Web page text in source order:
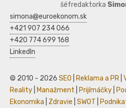
šéfredaktorka
simona@euroekonom.sk
+421 907 234 066
+420 774 699 168
LinkedIn
© 2010 - 2026 SEO Reklama a PR
Reality
Manažment Prijímáčky
Ekonomika
Zdravie SWOT